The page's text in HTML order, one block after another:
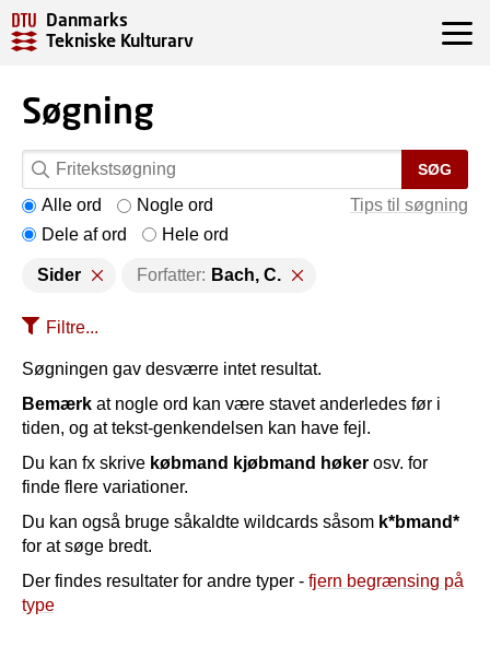
Danmarks
Tekniske Kulturarv
Søgning
SØG
Tips til søgning
Alle ord
Nogle ord
Dele af ord
Hele ord
Sider Forfatter: Bach, C.
Filtre...
Søgningen gav desværre intet resultat.
Bemærk at nogle ord kan være stavet anderledes før i
tiden, og at tekst-genkendelsen kan have fejl.
Du kan fx skrive købmand kjøbmand høker osv. for
finde flere variationer.
Du kan også bruge såkaldte wildcards såsom k*bmand*
for at søge bredt.
Der findes resultater for andre typer - fjern begrænsing på
type